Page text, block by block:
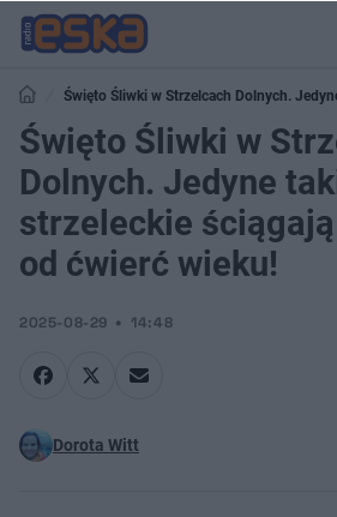
Święto Śliwki w Strzelcach Dolnych.
ściągają tam tłumy od ćwierć wieku!
Święto Śliwki w
Dolnych. Jedyne
strzeleckie
od ćwierć wieku!
2025-08-29 14:48
Dorota Witt